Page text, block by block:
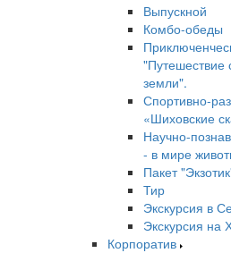
Выпускной
Комбо-обеды
"Путешествие
земли".
Спортивно-
«Шиховские
Научно-
- в мире
Пакет
Тир
Экскурсия в
Экскурсия на
Корпоратив